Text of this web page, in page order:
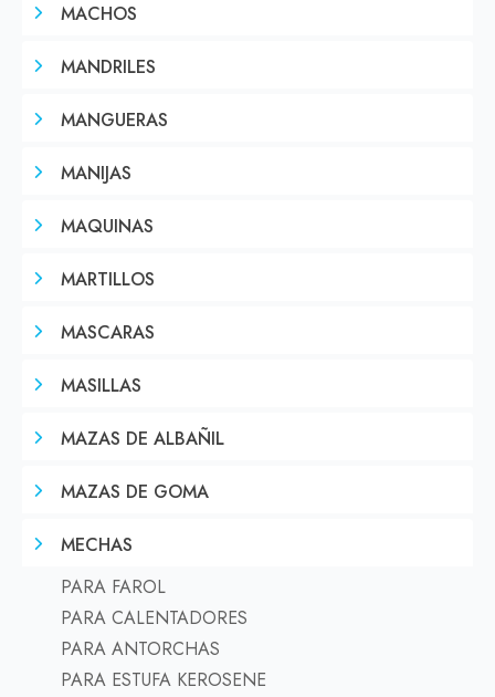
MACHOS
MANDRILES
MANGUERAS
MANIJAS
MAQUINAS
MARTILLOS
MASCARAS
MASILLAS
MAZAS DE ALBAÑIL
MAZAS DE GOMA
MECHAS
PARA FAROL
PARA CALENTADORES
PARA ANTORCHAS
PARA ESTUFA KEROSENE